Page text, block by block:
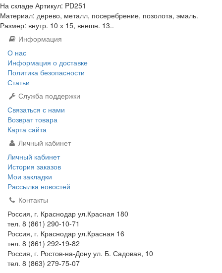
На складе Артикул: PD251
Материал: дерево, металл, посеребрение, позолота, эмаль.
Размер: внутр. 10 х 15, внешн. 13..
Информация
О нас
Информация о доставке
Политика безопасности
Статьи
Служба поддержки
Связаться с нами
Возврат товара
Карта сайта
Личный кабинет
Личный кабинет
История заказов
Мои закладки
Рассылка новостей
Контакты
Россия, г. Краснодар ул.Красная 180
тел. 8 (861) 290-10-71
Россия, г. Краснодар ул.Красная 16
тел. 8 (861) 292-19-82
Россия, г. Ростов-на-Дону ул. Б. Садовая, 10
тел. 8 (863) 279-75-07